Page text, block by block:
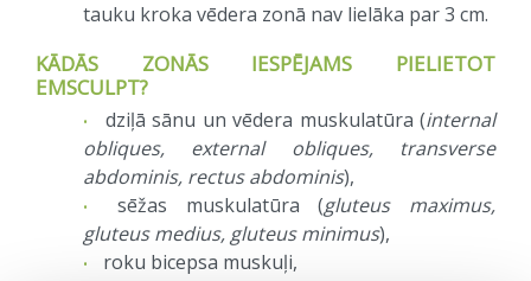
tauku kroka vēdera zonā nav lielāka par 3 cm.
KĀDĀS ZONĀS IESPĒJAMS PIELIETOT
EMSCULPT?
dziļā sānu un vēdera muskulatūra (internal
obliques, external obliques, transverse
abdominis, rectus abdominis),
sēžas muskulatūra (gluteus maximus,
gluteus medius, gluteus minimus),
roku bicepsa muskuļi,